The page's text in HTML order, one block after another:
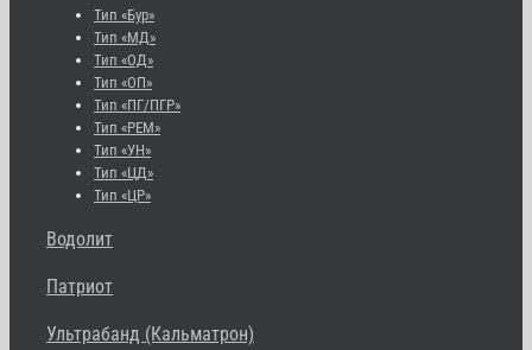
Тип «Бур»
Тип «МД»
Тип «ОД»
Тип «ОП»
Тип «ПГ/ПГР»
Тип «РЕМ»
Тип «УН»
Тип «ЦД»
Тип «ЦР»
Водолит
Патриот
Ультрабанд (Кальматрон)